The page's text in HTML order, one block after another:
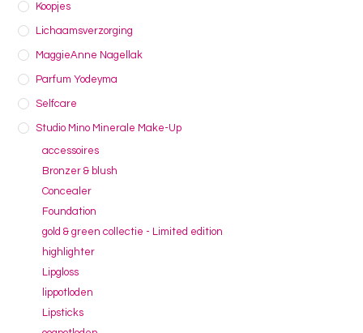
Koopjes
Lichaamsverzorging
MaggieAnne Nagellak
Parfum Yodeyma
Selfcare
Studio Mino Minerale Make-Up
accessoires
Bronzer & blush
Concealer
Foundation
gold & green collectie - Limited edition
highlighter
Lipgloss
lippotloden
Lipsticks